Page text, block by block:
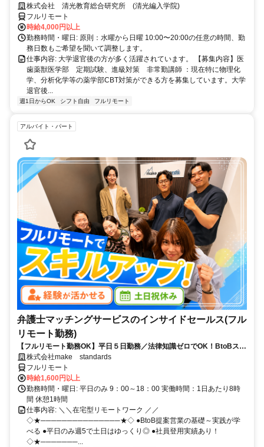
ク可能。退官した先生が活躍中。
株式会社 清光教育総合研究所 (清光編入学院)
フルリモート
時給4,000円以上
勤務時間・曜日: 原則：水曜から日曜 10:00〜20:00の任意の時間、勤
務日数もご希望を聞いて調整します。
仕事内容: 大学退官後の方が多く活躍されています。 【募集内容】医
歯薬獣医学部 定期試験、進級対策 非常勤講師 ：現在特に物理化
学、分析化学等の薬学部CBT対策ができる方を募集しています。大学
退官後...
週1日からOK シフト自由 フルリモート
アルバイト・パート
弁護士マッチングサービスのインサイドセールス(フル
リモート勤務)
【フルリモート勤務OK】平日５日勤務／法律知識ゼロでOK！BtoBスキ
ルが身につく営業職
株式会社make standards
フルリモート
時給1,600円以上
勤務時間・曜日: 平日のみ 9：00～18：00 実働時間：1日あたり8時
間 休憩1時間
仕事内容: ＼＼在宅型リモートワーク ／／
◇★───────────────★◇ ●BtoB提案営業の基礎～実践が学
べる ●平日のみ週5で土日はゆっくり◎ ●社員登用実績あり！
◇★───────...